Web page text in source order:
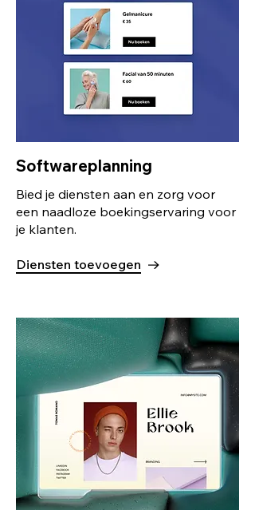
Softwareplanning
Bied je diensten aan en zorg voor
een naadloze boekingservaring voor
je klanten.
Diensten toevoegen